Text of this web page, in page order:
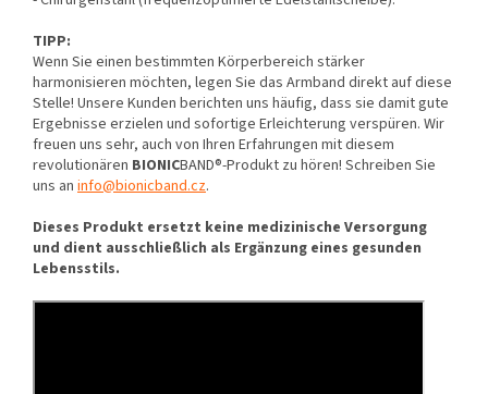
TIPP:
Wenn Sie einen bestimmten Körperbereich stärker
harmonisieren möchten, legen Sie das Armband direkt auf diese
Stelle! Unsere Kunden berichten uns häufig, dass sie damit gute
Ergebnisse erzielen und sofortige Erleichterung verspüren. Wir
freuen uns sehr, auch von Ihren Erfahrungen mit diesem
revolutionären BIONICBAND®-Produkt zu hören! Schreiben Sie
uns an info@bionicband.cz.
Dieses Produkt ersetzt keine medizinische Versorgung
und dient ausschließlich als Ergänzung eines gesunden
Lebensstils.